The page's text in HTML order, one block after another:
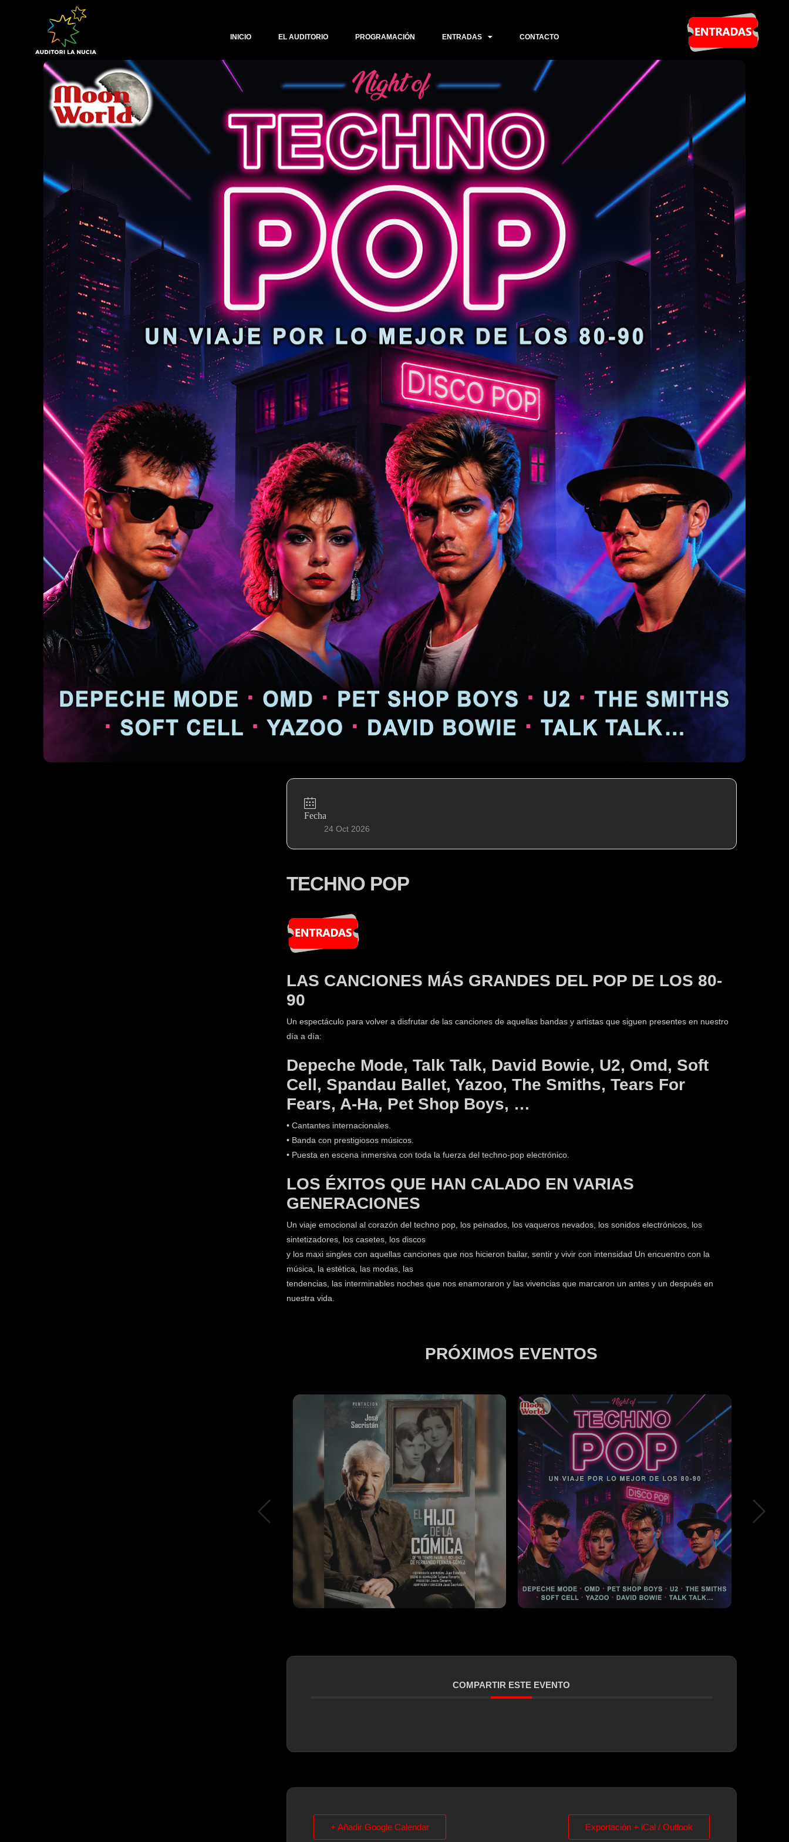
INICIO EL AUDITORIO PROGRAMACIÓN ENTRADAS CONTACTO
Fecha
24 Oct 2026
TECHNO POP
LAS CANCIONES MÁS GRANDES DEL POP DE LOS 80-
90
Un espectáculo para volver a disfrutar de las canciones de aquellas bandas y artistas que siguen presentes en nuestro
día a día:
Depeche Mode, Talk Talk, David Bowie, U2, Omd, Soft
Cell, Spandau Ballet, Yazoo, The Smiths, Tears For
Fears, A-Ha, Pet Shop Boys, …
• Cantantes internacionales.
• Banda con prestigiosos músicos.
• Puesta en escena inmersiva con toda la fuerza del techno-pop electrónico.
LOS ÉXITOS QUE HAN CALADO EN VARIAS
GENERACIONES
Un viaje emocional al corazón del techno pop, los peinados, los vaqueros nevados, los sonidos electrónicos, los
sintetizadores, los casetes, los discos
y los maxi singles con aquellas canciones que nos hicieron bailar, sentir y vivir con intensidad Un encuentro con la
música, la estética, las modas, las
tendencias, las interminables noches que nos enamoraron y las vivencias que marcaron un antes y un después en
nuestra vida.
PRÓXIMOS EVENTOS
COMPARTIR ESTE EVENTO
+ Añadir Google Calendar Exportación + iCal / Outlook